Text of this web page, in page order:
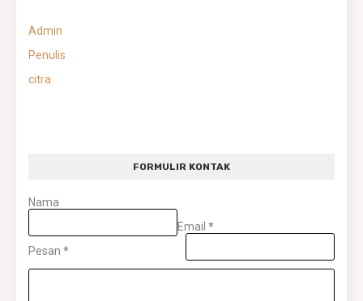
Admin
Penulis
citra
FORMULIR KONTAK
Nama
Email *
Pesan *